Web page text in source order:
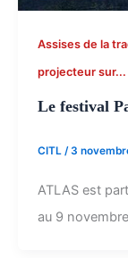
Assises de la
projecteur sur...
Le festival
CITL /3
ATLAS est
au 9